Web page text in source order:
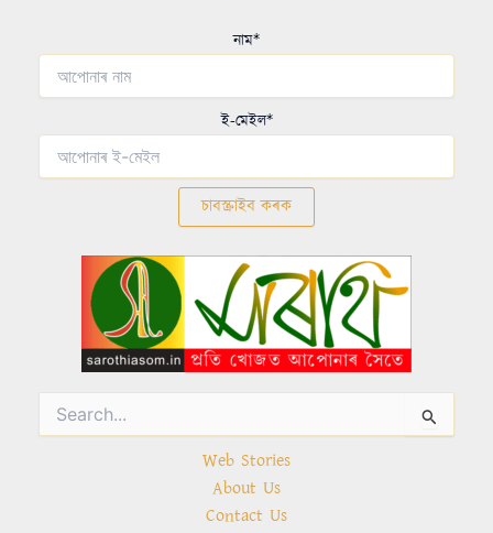
নাম*
ই-মেইল*
Search
for:
Web Stories
About Us
Contact Us